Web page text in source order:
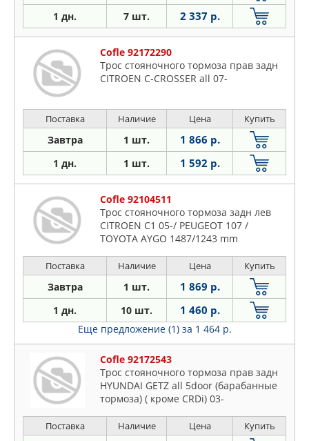
1 дн. 7 шт. 2 337 р.
Cofle 92172290
Трос стояночного тормоза прав задн
CITROEN C-CROSSER all 07-
Поставка Наличие Цена Купить
Завтра 1 шт. 1 866 р.
1 дн. 1 шт. 1 592 р.
Cofle 92104511
Трос стояночного тормоза задн лев
CITROEN C1 05-/ PEUGEOT 107 /
TOYOTA AYGO 1487/1243 mm
Поставка Наличие Цена Купить
Завтра 1 шт. 1 869 р.
1 дн. 10 шт. 1 460 р.
Еще предложение (1) за 1 464 р.
Cofle 92172543
Трос стояночного тормоза прав задн
HYUNDAI GETZ all 5door (барабанные
тормоза) ( кроме CRDi) 03-
Поставка Наличие Цена Купить